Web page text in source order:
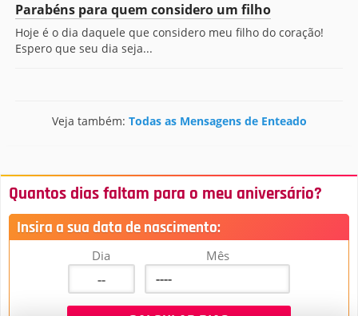
Parabéns para quem considero um filho
Hoje é o dia daquele que considero meu filho do coração!
Espero que seu dia seja...
Veja também: Todas as Mensagens de Enteado
Quantos dias faltam para o meu aniversário?
Insira a sua data de nascimento:
Dia Mês